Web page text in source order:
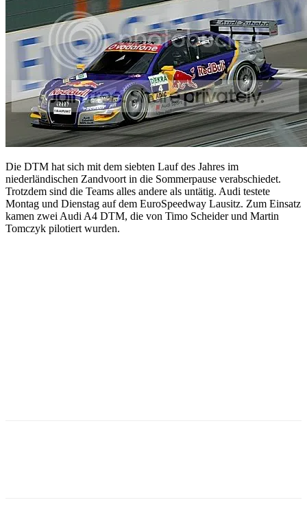
Die DTM hat sich mit dem siebten Lauf des Jahres im
niederländischen Zandvoort in die Sommerpause verabschiedet.
Trotzdem sind die Teams alles andere als untätig. Audi testete
Montag und Dienstag auf dem EuroSpeedway Lausitz. Zum Einsatz
kamen zwei Audi A4 DTM, die von Timo Scheider und Martin
Tomczyk pilotiert wurden.